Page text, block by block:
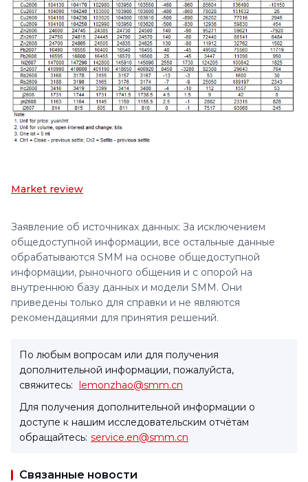
Market review
Заявление об источниках данных: За исключением
общедоступной информации, все остальные данные
обрабатываются SMM на основе общедоступной
информации, рыночного общения и с опорой на
внутреннюю базу данных и модели SMM. Они
приведены только для справки и не являются
рекомендациями для принятия решений.
По любым вопросам или для получения
дополнительной информации, пожалуйста,
свяжитесь: lemonzhao@smm.cn
Для получения дополнительной информации о
доступе к нашим исследовательским отчётам
обращайтесь: service.en@smm.cn
Связанные новости